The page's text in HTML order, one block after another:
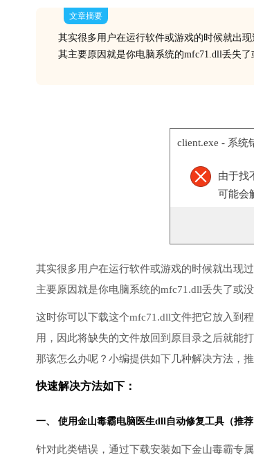
文章摘要
其实很多用户在运行软件或游戏的时候就出
其主要原因就是你电脑系统的mfc71.dll丢失
client.exe - 系统
由于找
可能会
其实很多用户在运行软件或游戏的时候就出现
主要原因就是你电脑系统的mfc71.dll丢失了或
这时你可以下载这个mfc71.dll文件把它放入到
用，因此将缺失的文件放回到原目录之后就能
那该怎么办呢？小编提供如下几种解决方法，
快速解决方法如下：
一、 使用金山毒霸电脑医生dll自动修复工具（推荐
针对此类错误，通过下载安装如下金山毒霸专